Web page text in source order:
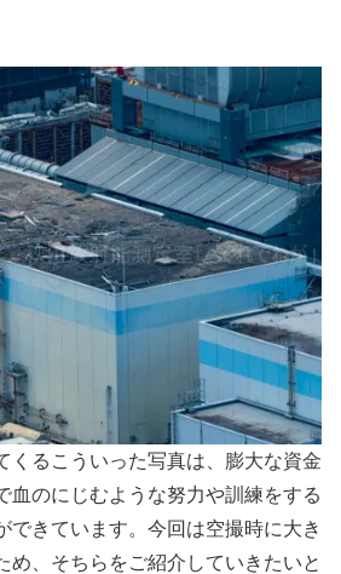
くるこういった写真は、膨大な資金
血のにじむような努力や訓練をする
できています。今回は空撮時に大き
め、そちらをご紹介していきたいと